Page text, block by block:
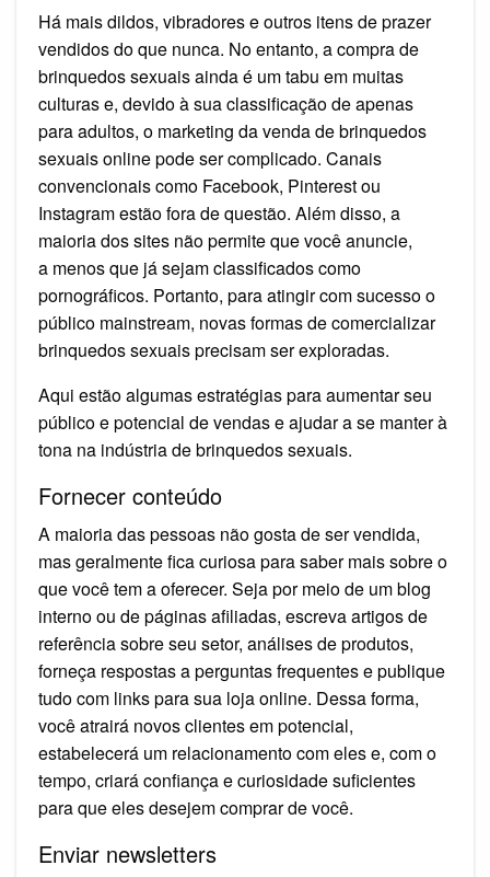
de
brinquedos
sexuais
Há mais dildos, vibradores e outros itens de prazer
vendidos do que nunca. No entanto, a compra de
brinquedos sexuais ainda é um tabu em muitas
culturas e, devido à sua classificação de apenas
para adultos, o marketing da venda de brinquedos
sexuais online pode ser complicado. Canais
convencionais como Facebook, Pinterest ou
Instagram estão fora de questão. Além disso, a
maioria dos sites não permite que você anuncie,
a menos que já sejam classificados como
pornográficos. Portanto, para atingir com sucesso o
público mainstream, novas formas de comercializar
brinquedos sexuais precisam ser exploradas.
Aqui estão algumas estratégias para aumentar seu
público e potencial de vendas e ajudar a se manter à
tona na indústria de brinquedos sexuais.
Fornecer conteúdo
A maioria das pessoas não gosta de ser vendida,
mas geralmente fica curiosa para saber mais sobre o
que você tem a oferecer. Seja por meio de um blog
interno ou de páginas afiliadas, escreva artigos de
referência sobre seu setor, análises de produtos,
forneça respostas a perguntas frequentes e publique
tudo com links para sua loja online. Dessa forma,
você atrairá novos clientes em potencial,
estabelecerá um relacionamento com eles e, com o
tempo, criará confiança e curiosidade suficientes
para que eles desejem comprar de você.
Enviar newsletters